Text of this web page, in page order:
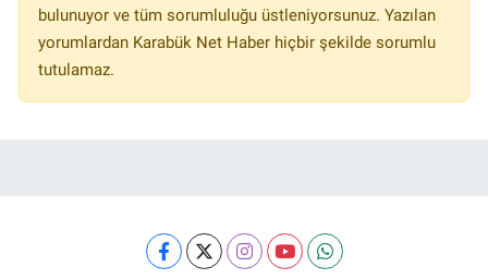
bulunuyor ve tüm sorumluluğu üstleniyorsunuz. Yazılan
yorumlardan Karabük Net Haber hiçbir şekilde sorumlu
tutulamaz.